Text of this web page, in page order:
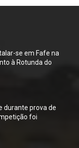
se em Fafe na
à Rotunda do
durante prova de
foi